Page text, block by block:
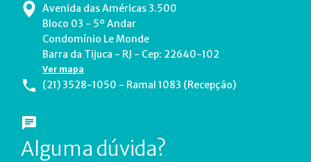
Avenida das Américas 3.500
Bloco 03 - 5º Andar
Condomínio Le Monde
Barra da Tijuca - RJ - Cep: 22640-102
Ver mapa
(21) 3528-1050 - Ramal 1083 (Recepção)
Alguma dúvida?